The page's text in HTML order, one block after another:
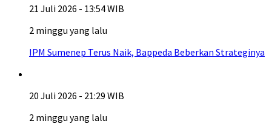
21 Juli 2026 - 13:54 WIB
2 minggu yang lalu
IPM Sumenep Terus Naik, Bappeda Beberkan Strateginya
20 Juli 2026 - 21:29 WIB
2 minggu yang lalu